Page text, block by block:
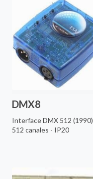
DMX8
Interface DMX 512 (1990)
512 canales - IP20